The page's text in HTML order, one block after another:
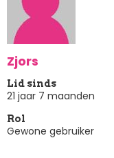
Zjors
Lid sinds
21 jaar 7 maanden
Rol
Gewone gebruiker